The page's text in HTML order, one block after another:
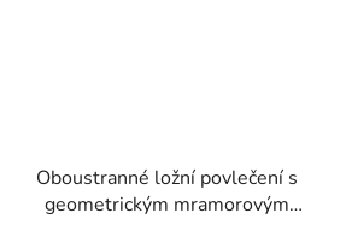
Oboustranné ložní povlečení s
geometrickým mramorovým